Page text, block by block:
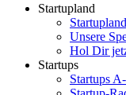
Startupland
Unsere
Hol Dir
Startups
Startups